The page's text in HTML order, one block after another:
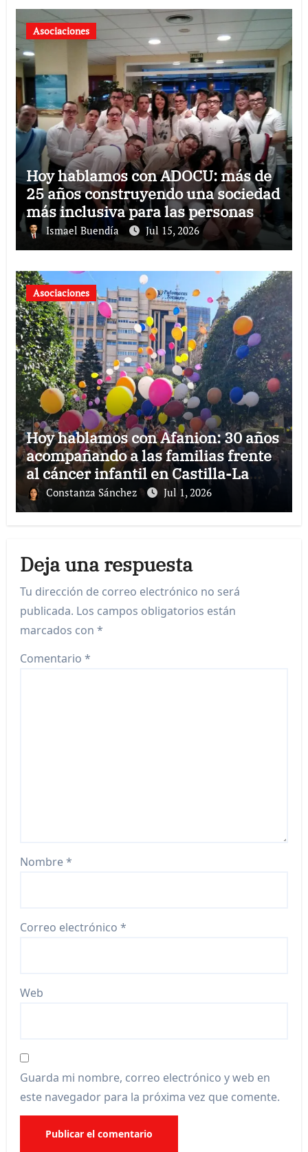
Asociaciones
Hoy hablamos con ADOCU: más de
25 años construyendo una sociedad
más inclusiva para las personas
con síndrome de Down
Ismael Buendía Jul 15, 2026
Asociaciones
Hoy hablamos con Afanion: 30 años
acompañando a las familias frente
al cáncer infantil en Castilla-La
Mancha
Constanza Sánchez Jul 1, 2026
Deja una respuesta
Tu dirección de correo electrónico no será
publicada. Los campos obligatorios están
marcados con*
Comentario*
Nombre*
Correo electrónico*
Web
Guarda mi nombre, correo electrónico y web en
este navegador para la próxima vez que comente.